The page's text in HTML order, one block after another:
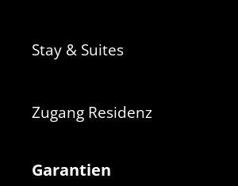
Stay & Suites
Zugang Residenz
Garantien